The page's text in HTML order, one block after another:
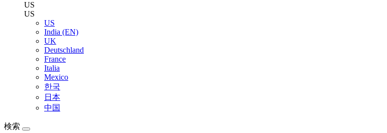
US
US
US
India (EN)
UK
Deutschland
France
Italia
Mexico
한국
日本
中国
検索